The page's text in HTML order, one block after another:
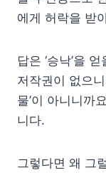
에게 허락을 받
답은 ‘승낙’을
저작권이 없으
물’이 아니니까
니다.
그렇다면 왜 그